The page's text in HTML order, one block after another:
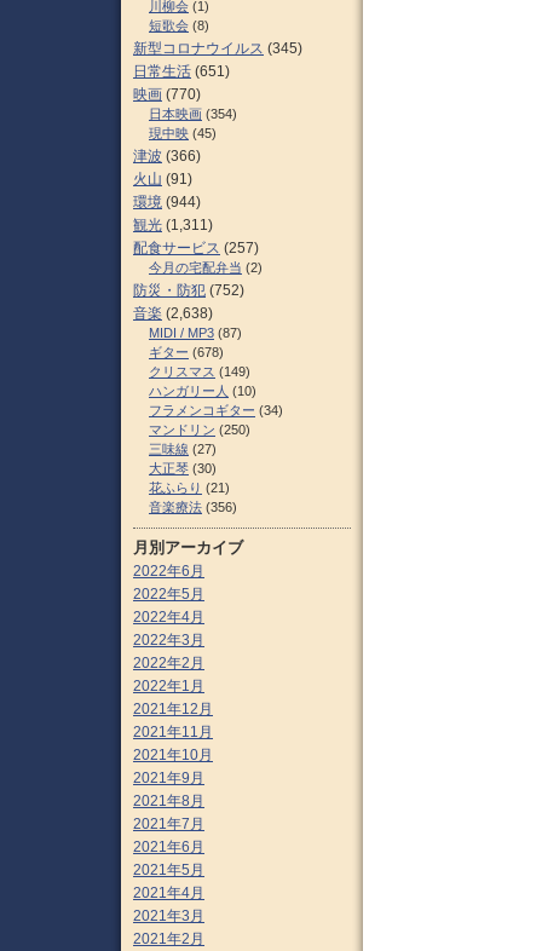
川柳会 (1)
短歌会 (8)
新型コロナウイルス (345)
日常生活 (651)
映画 (770)
日本映画 (354)
現中映 (45)
津波 (366)
火山 (91)
環境 (944)
観光 (1,311)
配食サービス (257)
今月の宅配弁当 (2)
防災・防犯 (752)
音楽 (2,638)
MIDI / MP3 (87)
ギター (678)
クリスマス (149)
ハンガリー人 (10)
フラメンコギター (34)
マンドリン (250)
三味線 (27)
大正琴 (30)
花ふらり (21)
音楽療法 (356)
月別アーカイブ
2022年6月
2022年5月
2022年4月
2022年3月
2022年2月
2022年1月
2021年12月
2021年11月
2021年10月
2021年9月
2021年8月
2021年7月
2021年6月
2021年5月
2021年4月
2021年3月
2021年2月